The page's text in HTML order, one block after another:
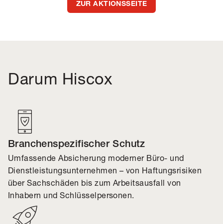
ZUR AKTIONSSEITE
Darum Hiscox
Branchenspezifischer Schutz
Umfassende Absicherung moderner Büro- und
Dienstleistungsunternehmen – von Haftungsrisiken
über Sachschäden bis zum Arbeitsausfall von
Inhabern und Schlüsselpersonen.